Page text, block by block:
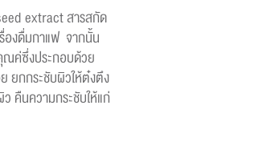
extract สารสกัด
องดื่มกาแฟ จากนั้น
ณค่ซึ่งประกอบด้วย
ยกกระชับผิวให้ต๋งตึง
คืนความกระชับให้แก่